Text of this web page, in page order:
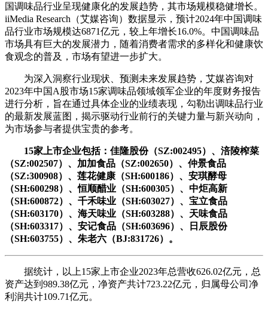
国调味品行业呈现健康化的发展趋势，其市场规模稳健增长。
iiMedia Research（艾媒咨询）数据显示，预计2024年中国调味
品行业市场规模达6871亿元，较上年增长16.0%。中国调味品
市场具有巨大的发展潜力，随着消费者需求的多样化和健康饮
食观念的普及，市场有望进一步扩大。
为深入洞察行业现状、预测未来发展趋势，艾媒咨询对
2023年中国A股市场15家调味品领域领军企业的年度财务报告
进行分析，旨在通过具体企业的业绩表现，勾勒出调味品行业
的最新发展蓝图，揭示驱动行业前行的关键力量与新兴动向，
为市场参与者提供宝贵的参考。
15家上市企业包括：佳隆股份（SZ:002495）、涪陵榨菜
（SZ:002507）、加加食品（SZ:002650）、仲景食品
（SZ:300908）、莲花健康（SH:600186）、安琪酵母
（SH:600298）、恒顺醋业（SH:600305）、中炬高新
（SH:600872）、千禾味业（SH:603027）、宝立食品
（SH:603170）、海天味业（SH:603288）、天味食品
（SH:603317）、安记食品（SH:603696）、日辰股份
（SH:603755）、朱老六（BJ:831726）。
据统计，以上15家上市企业2023年总营收626.02亿元，总
资产达到989.38亿元，净资产共计723.22亿元，归属母公司净
利润共计109.71亿元。